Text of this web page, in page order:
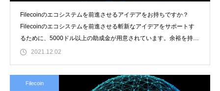
Filecoinのエコシステムを前進させるアイデアをお持ちですか？
Filecoinのエコシステムを前進させる斬新なアイデアをサポートす
るために、5000ドル以上の助成金が用意されています。余裕を持っ
て
2021.12.02
Filecoin